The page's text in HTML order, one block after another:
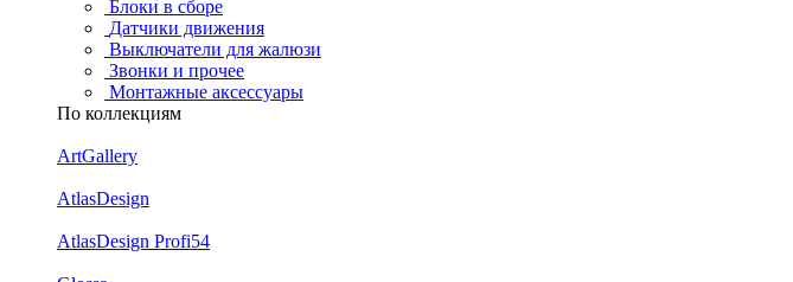
Блоки в сборе
Датчики движения
Выключатели для жалюзи
Звонки и прочее
Монтажные аксессуары
По коллекциям
ArtGallery
AtlasDesign
AtlasDesign Profi54